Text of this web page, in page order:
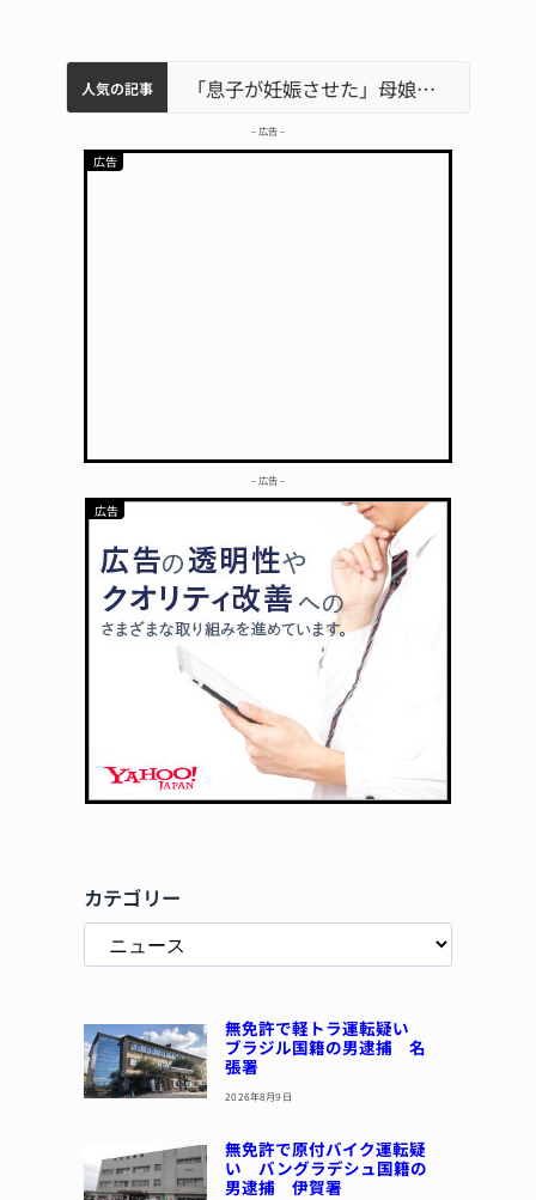
人気の記事
名張市水道料金47％値上げへ 答申案、審議会で大筋まとまる
中学校の陶壁モニュメント 地元建設会社がボランティアで清掃 伊賀名張市立病院のDMAT、熊本地震の被災地へ 能登以来3回目の派遣 「息子が妊娠させた」母娘だまされ400万円詐欺被害 名張
– 広告 –
– 広告 –
カテゴリー
無免許で軽トラ運転疑い
ブラジル国籍の男逮捕 名
張署
2026年8月9日
無免許で原付バイク運転疑
い バングラデシュ国籍の
男逮捕 伊賀署